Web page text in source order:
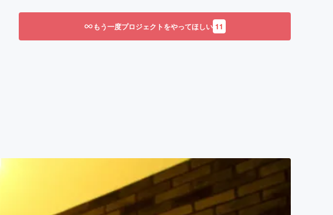
もう一度プロジェクトをやってほしい 11